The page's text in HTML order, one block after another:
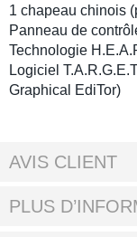
1 chapeau chinois
Panneau de
Technologie
Logiciel
Graphical EdiTor)
AVIS CLIENT
PLUS